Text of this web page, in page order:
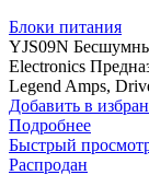
Блоки питания
YJS09N
Electronics
Legend Amps,
Добавить в
Подробнее
Быстрый
Распродан